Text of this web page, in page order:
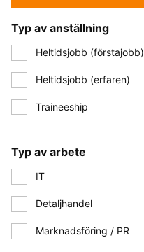
Typ av anställning
Heltidsjobb (förstajobb)
Heltidsjobb (erfaren)
Traineeship
Typ av arbete
IT
Detaljhandel
Marknadsföring / PR